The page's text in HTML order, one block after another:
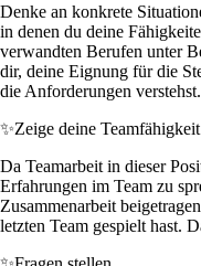
Denke an konkrete
in denen du deine
verwandten Berufen unter
dir, deine Eignung für die
die Anforderungen verstehst.
✨Zeige deine Teamfähigkeit
Da Teamarbeit in dieser
Erfahrungen im Team zu
Zusammenarbeit
letzten Team gespielt hast.